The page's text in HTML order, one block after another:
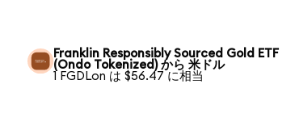
Franklin Responsibly Sourced Gold ETF
(Ondo Tokenized) から 米ドル
1 FGDLon は $56.47 に相当